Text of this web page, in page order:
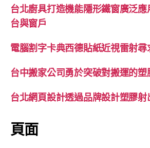
台北廚具打造機能隱形鐵窗廣泛
台與窗戶
電腦割字卡典西德貼紙近視雷射
台中搬家公司勇於突破對搬運的
台北網頁設計透過品牌設計塑膠
頁面